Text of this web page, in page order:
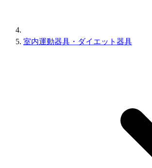
室内運動器具・ダイエット器具